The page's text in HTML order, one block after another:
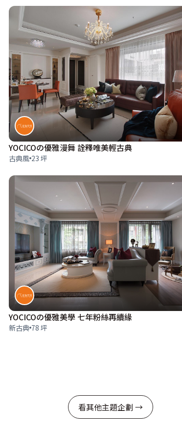
YOCICOの優雅漫舞 詮釋唯美輕古典
古典風 23 坪
YOCICOの優雅美學 七年粉絲再續緣
新古典 78 坪
看其他主題企劃 →